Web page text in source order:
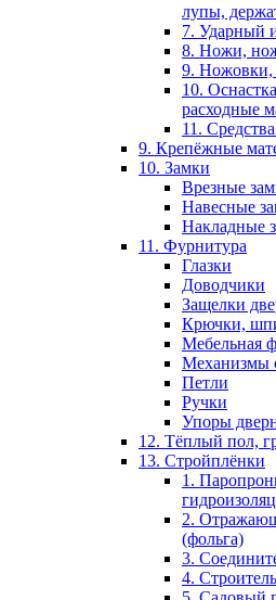
лупы,
7. Ударный
8. Ножи,
9. Ножовки,
10.
расходные
11.
9. Крепёжные
10. Замки
Врезные
Навесные
Накладные
11. Фурнитура
Глазки
Доводчики
Защелки
Крючки,
Мебельная
Механизмы
Петли
Ручки
Упоры
12. Тёплый пол,
13. Стройплёнки
1.
2.
(фольга)
3.
4.